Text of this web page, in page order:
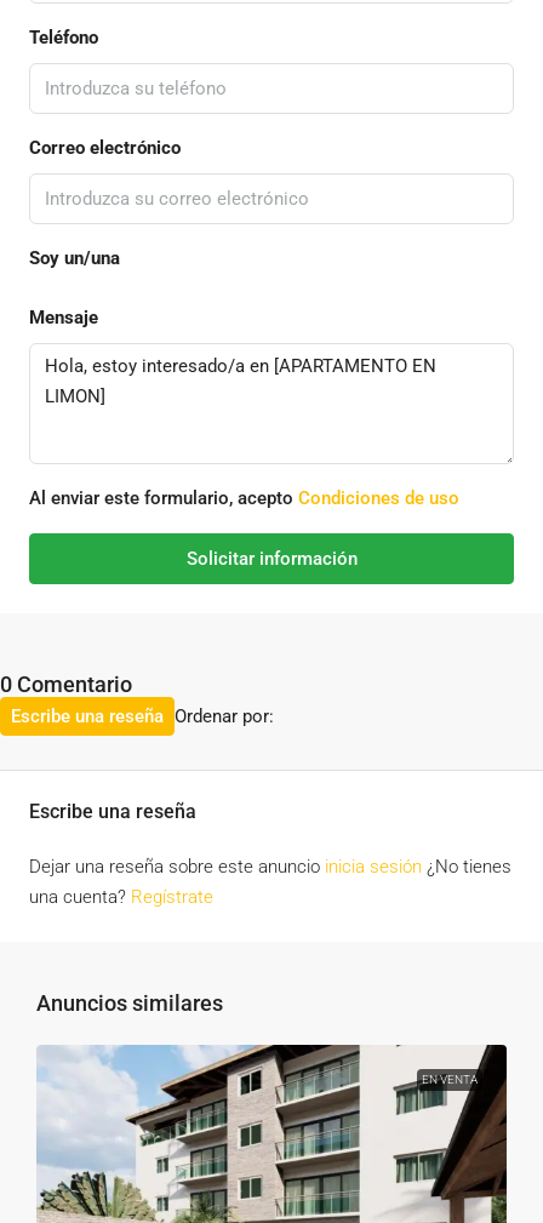
Teléfono
Correo electrónico
Soy un/una
Mensaje
Al enviar este formulario, acepto Condiciones de uso
Solicitar información
0 Comentario
Ordenar por:
Escribe una reseña
Escribe una reseña
Dejar una reseña sobre este anuncio inicia sesión ¿No tienes
una cuenta? Regístrate
Anuncios similares
EN VENTA